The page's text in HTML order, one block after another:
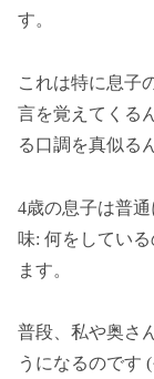
す。
これは特に息子
言を覚えてくる
る口調を真似る
4歳の息子は普
味: 何をしてい
ます。
普段、私や奥さ
うになるのです